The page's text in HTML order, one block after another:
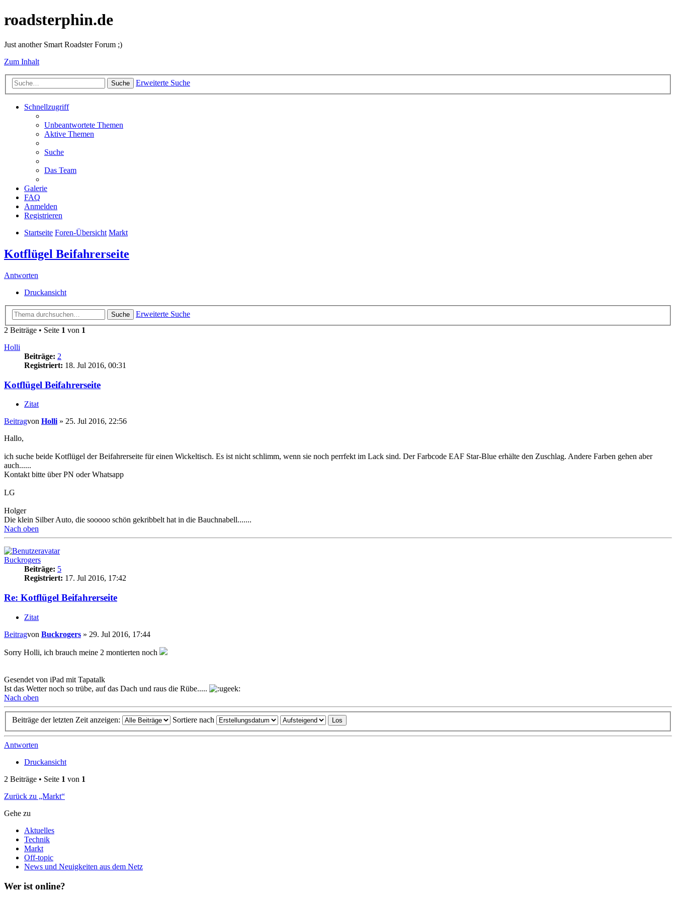
roadsterphin.de
Just another Smart Roadster Forum ;)
Zum Inhalt
Suche Erweiterte Suche
Schnellzugriff
Unbeantwortete Themen
Aktive Themen
Suche
Das Team
Galerie
FAQ
Anmelden
Registrieren
Startseite Foren-Übersicht Markt
Kotflügel Beifahrerseite
Antworten
Druckansicht
Suche
Erweiterte Suche
2 Beiträge • Seite 1 von 1
Holli
Beiträge: 2
Registriert: 18. Jul 2016, 00:31
Kotflügel Beifahrerseite
Zitat
Beitragvon Holli » 25. Jul 2016, 22:56
Hallo,
ich suche beide Kotflügel der Beifahrerseite für einen Wickeltisch. Es ist nicht schlimm, wenn sie noch perrfekt im Lack sind. Der Farbcode EAF Star-Blue erhälte den Zuschlag. Andere Farben gehen aber
auch......
Kontakt bitte über PN oder Whatsapp
LG
Holger
Die klein Silber Auto, die sooooo schön gekribbelt hat in die Bauchnabell.......
Nach oben
Buckrogers
Beiträge: 5
Registriert: 17. Jul 2016, 17:42
Re: Kotflügel Beifahrerseite
Zitat
Beitragvon Buckrogers » 29. Jul 2016, 17:44
Sorry Holli, ich brauch meine 2 montierten noch
Gesendet von iPad mit Tapatalk
Ist das Wetter noch so trübe, auf das Dach und raus die Rübe.....
Nach oben
Beiträge der letzten Zeit anzeigen: Sortiere nach
Antworten
Druckansicht
2 Beiträge • Seite 1 von 1
Zurück zu „Markt“
Gehe zu
Aktuelles
Technik
Markt
Off-topic
News und Neuigkeiten aus dem Netz
Wer ist online?